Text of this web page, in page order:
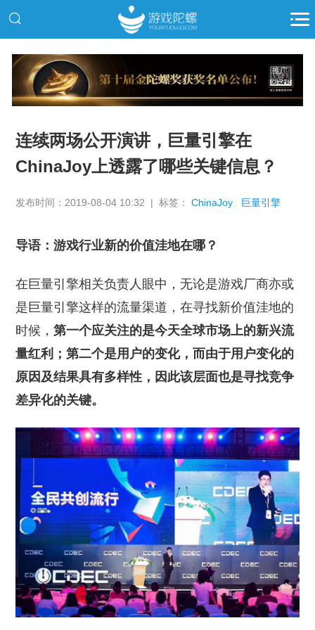
推广
连续两场公开演讲，巨量引擎在
ChinaJoy上透露了哪些关键信息？
发布时间：2019-08-04 10:32 | 标签：ChinaJoy 巨量引擎
导语：游戏行业新的价值洼地在哪？
在巨量引擎相关负责人眼中，无论是游戏厂商亦或
是巨量引擎这样的流量渠道，在寻找新价值洼地的
时候，第一个应关注的是今天全球市场上的新兴流
量红利；第二个是用户的变化，而由于用户变化的
原因及结果具有多样性，因此该层面也是寻找竞争
差异化的关键。